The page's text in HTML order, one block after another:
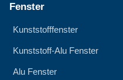
Fenster
Kunststofffenster
Kunststoff-Alu Fenster
Alu Fenster